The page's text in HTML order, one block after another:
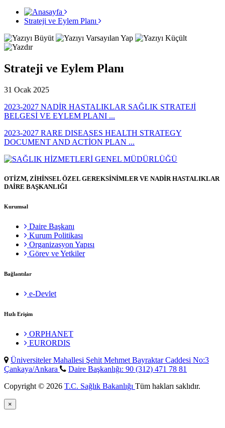
Strateji ve Eylem Planı
Strateji ve Eylem Planı
31 Ocak 2025
2023-2027 NADİR HASTALIKLAR SAĞLIK STRATEJİ
BELGESİ VE EYLEM PLANI ...
2023-2027 RARE DISEASES HEALTH STRATEGY
DOCUMENT AND ACTİON PLAN ...
OTİZM, ZİHİNSEL ÖZEL GEREKSİNİMLER VE NADİR HASTALIKLAR
DAİRE BAŞKANLIĞI
Kurumsal
Daire Başkanı
Kurum Politikası
Organizasyon Yapısı
Görev ve Yetkiler
Bağlantılar
e-Devlet
Hızlı Erişim
ORPHANET
EURORDIS
Üniversiteler Mahallesi Şehit Mehmet Bayraktar Caddesi No:3
Çankaya/Ankara
Daire Başkanlığı: 90 (312) 471 78 81
Copyright © 2026 T.C. Sağlık Bakanlığı Tüm hakları saklıdır.
×